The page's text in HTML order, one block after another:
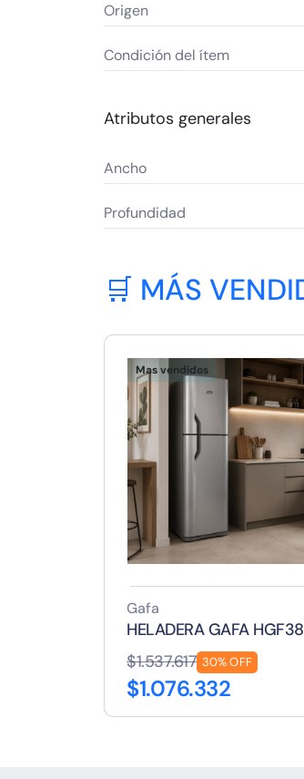
Origen
Condición del ítem
Atributos generales
Ancho
Profundidad
🛒 MÁS
Mas vendidos
Gafa
HELADERA GAFA
$1.537.617 30% OFF
$1.076.332